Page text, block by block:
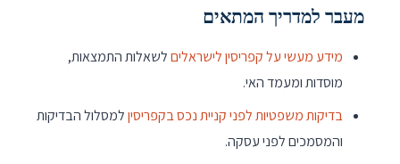
מעבר למדריך המתאים
מידע מעשי על קפריסין לישראליםלשאלות התמצאות,
מוסדות ומעמד האי.
בדיקות משפטיות לפני קניית נכס בקפריסיןלמסלול הבדיקות
והמסמכים לפני עסקה.